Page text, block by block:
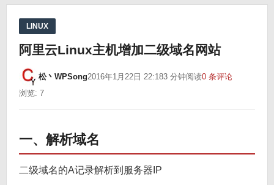
LINUX
阿里云Linux主机增加二级域名网站
松丶WPSong2016年1月22日 22:183 分钟阅读0 条评论
浏览: 7
一、解析域名
二级域名的A记录解析到服务器IP